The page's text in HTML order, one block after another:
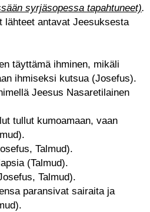
syrjäsopessa tapahtuneet).
lähteet antavat Jeesuksesta
täyttämä ihminen, mikäli
ihmiseksi kutsua (Josefus).
Jeesus Nasaretilainen
tullut kumoamaan, vaan
Talmud).
(Talmud).
Talmud).
paransivat sairaita ja